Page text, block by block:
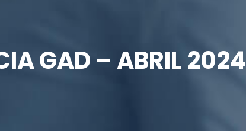
GAD – ABRIL 2024